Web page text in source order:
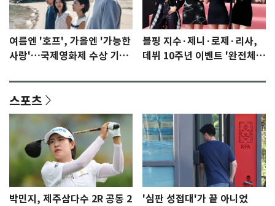
여름엔 '호프', 가을엔 '가능한
사랑'…국제영화제 수상 기대
블핑 지수·제니·로제·리사,
데뷔 10주년 이벤트 '완전체'
스포츠
박민지, 제주삼다수 2R 공동 2
'심판 성접대'가 끝 아니었